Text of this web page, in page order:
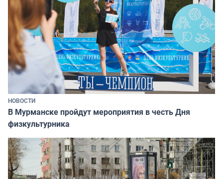
НОВОСТИ
В Мурманске пройдут мероприятия в честь Дня
физкультурника